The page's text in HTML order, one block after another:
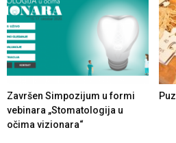
Završen Simpozijum u formi
vebinara „Stomatologija u
očima vizionara“